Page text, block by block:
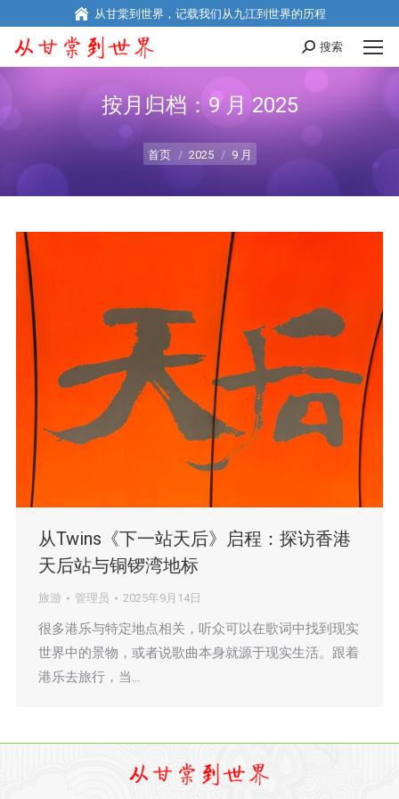
从甘棠到世界，记载我们从九江到世界的历程
搜 搜索
按月归档： 9 月 2025
首页 2025 9 月
从Twins《下一站天后》启程：探访香港
天后站与铜锣湾地标
旅游 管理员 2025年9月14日
很多港乐与特定地点相关，听众可以在歌词中找到现实
世界中的景物，或者说歌曲本身就源于现实生活。跟着
港乐去旅行，当…